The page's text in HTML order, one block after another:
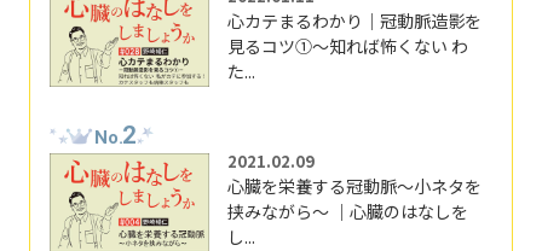
心カテまるわかり｜冠動脈造影を
見るコツ①～知れば怖くない わ
た...
No.2
2021.02.09
心臓を栄養する冠動脈～小ネタを
挟みながら～ ｜心臓のはなしを
し...